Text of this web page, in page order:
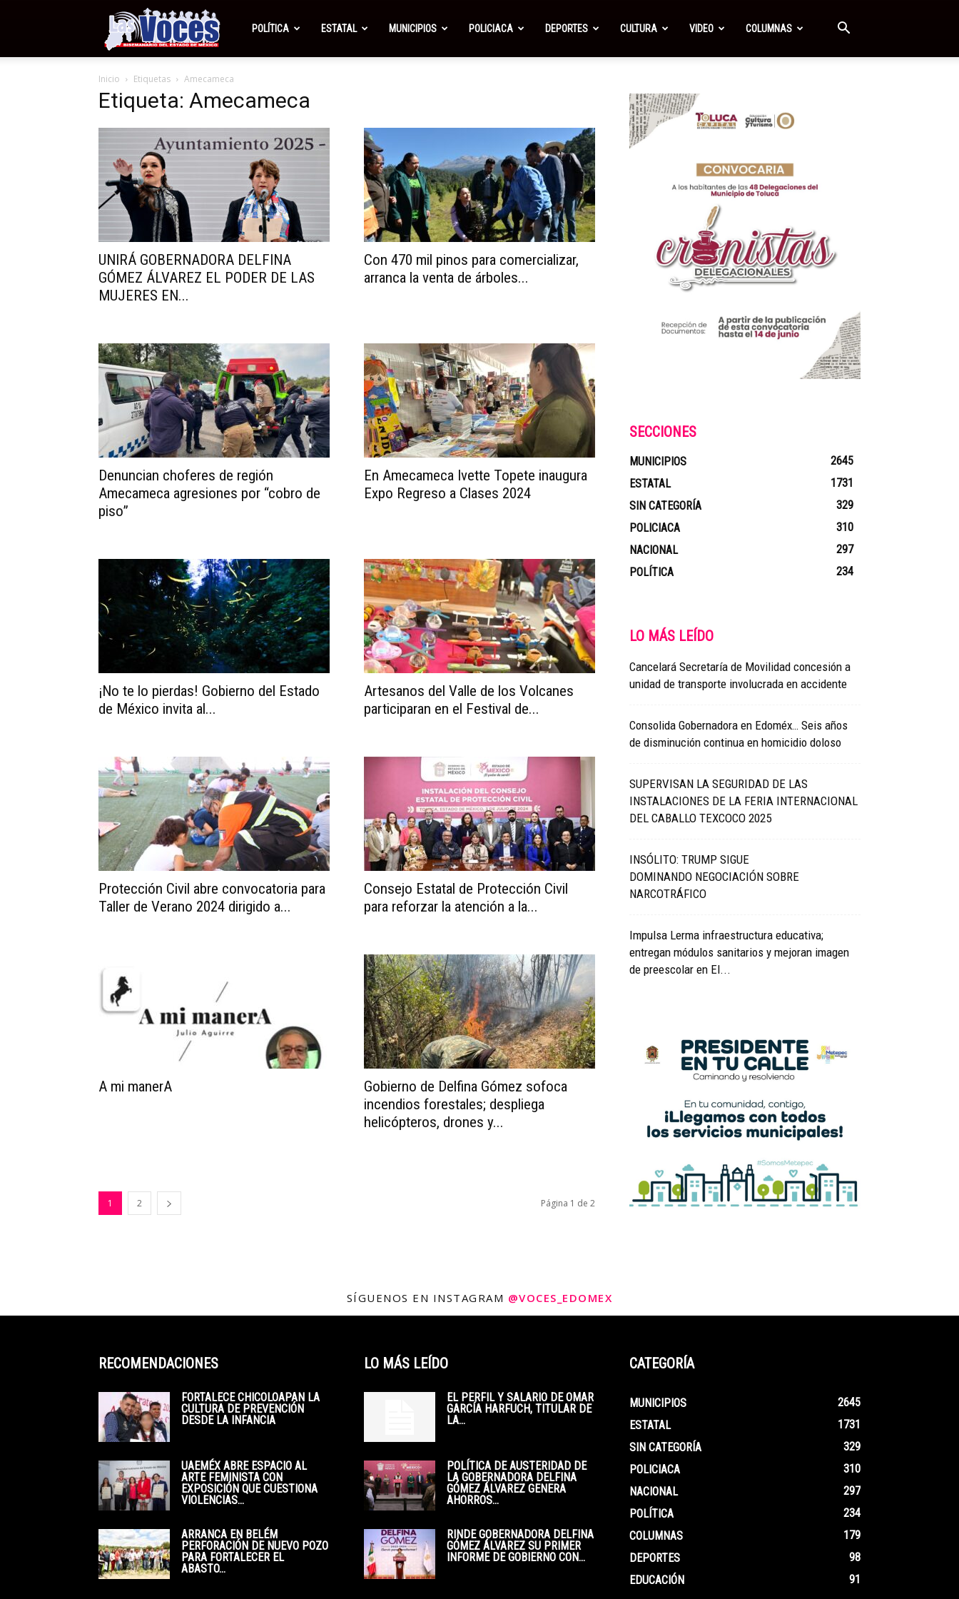
Periódico
Voces
POLÍTICA ESTATAL MUNICIPIOS POLICIACA DEPORTES CULTURA VIDEO COLUMNAS
Inicio Etiquetas Amecameca
Etiqueta: Amecameca
UNIRÁ GOBERNADORA DELFINA
GÓMEZ ÁLVAREZ EL PODER DE LAS
MUJERES EN...
Con 470 mil pinos para comercializar,
arranca la venta de árboles...
Denuncian choferes de región
Amecameca agresiones por “cobro de
piso”
En Amecameca Ivette Topete inaugura
Expo Regreso a Clases 2024
¡No te lo pierdas! Gobierno del Estado
de México invita al...
Artesanos del Valle de los Volcanes
participaran en el Festival de...
Protección Civil abre convocatoria para
Taller de Verano 2024 dirigido a...
Consejo Estatal de Protección Civil
para reforzar la atención a la...
A mi manerA
Gobierno de Delfina Gómez sofoca
incendios forestales; despliega
helicópteros, drones y...
1 2 Página 1 de 2
SECCIONES
MUNICIPIOS
2645
ESTATAL
1731
SIN CATEGORÍA
329
POLICIACA
310
NACIONAL
297
POLÍTICA
234
LO MÁS LEÍDO
Cancelará Secretaría de Movilidad concesión a
unidad de transporte involucrada en accidente
Consolida Gobernadora en Edoméx… Seis años
de disminución continua en homicidio doloso
SUPERVISAN LA SEGURIDAD DE LAS
INSTALACIONES DE LA FERIA INTERNACIONAL
DEL CABALLO TEXCOCO 2025
INSÓLITO: TRUMP SIGUE
DOMINANDO NEGOCIACIÓN SOBRE
NARCOTRÁFICO
Impulsa Lerma infraestructura educativa;
entregan módulos sanitarios y mejoran imagen
de preescolar en El...
SÍGUENOS EN INSTAGRAM @VOCES_EDOMEX
RECOMENDACIONES
FORTALECE CHICOLOAPAN LA
CULTURA DE PREVENCIÓN
DESDE LA INFANCIA
UAEMÉX ABRE ESPACIO AL
ARTE FEMINISTA CON
EXPOSICIÓN QUE CUESTIONA
VIOLENCIAS...
ARRANCA EN BELÉM
PERFORACIÓN DE NUEVO POZO
PARA FORTALECER EL
ABASTO...
LO MÁS LEÍDO
EL PERFIL Y SALARIO DE OMAR
GARCÍA HARFUCH, TITULAR DE
LA...
POLÍTICA DE AUSTERIDAD DE
LA GOBERNADORA DELFINA
GÓMEZ ÁLVAREZ GENERA
AHORROS...
RINDE GOBERNADORA DELFINA
GÓMEZ ÁLVAREZ SU PRIMER
INFORME DE GOBIERNO CON...
CATEGORÍA
MUNICIPIOS
2645
ESTATAL
1731
SIN CATEGORÍA
329
POLICIACA
310
NACIONAL
297
POLÍTICA
234
COLUMNAS
179
DEPORTES
98
EDUCACIÓN
91